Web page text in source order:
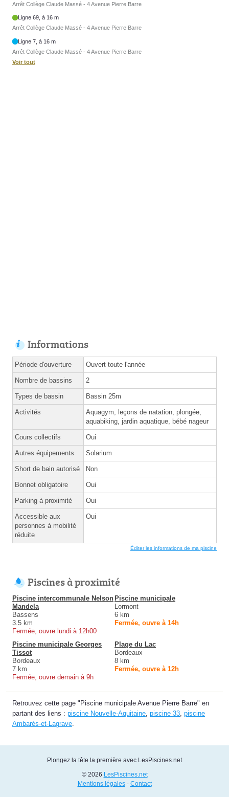
Arrêt Collège Claude Massé - 4 Avenue Pierre Barre
Ligne 69, à 16 m
Arrêt Collège Claude Massé - 4 Avenue Pierre Barre
Ligne 7, à 16 m
Arrêt Collège Claude Massé - 4 Avenue Pierre Barre
Voir tout
Informations
Période d'ouverture Ouvert toute l'année
Nombre de bassins 2
Types de bassin Bassin 25m
Activités
Aquagym, leçons de natation, plongée,
aquabiking, jardin aquatique, bébé nageur
Cours collectifs Oui
Autres équipements Solarium
Short de bain autorisé Non
Bonnet obligatoire Oui
Parking à proximité Oui
Accessible aux
personnes à mobilité
réduite
Oui
Éditer les informations de ma piscine
Piscines à proximité
Piscine intercommunale Nelson
Mandela
Bassens
3.5 km
Fermée, ouvre lundi à 12h00
Piscine municipale
Lormont
6 km
Fermée, ouvre à 14h
Piscine municipale Georges
Tissot
Bordeaux
7 km
Fermée, ouvre demain à 9h
Plage du Lac
Bordeaux
8 km
Fermée, ouvre à 12h
Retrouvez cette page "Piscine municipale Avenue Pierre Barre" en
partant des liens : piscine Nouvelle-Aquitaine piscine 33 piscine
Ambarès-et-Lagrave
Plongez la tête la première avec LesPiscines.net
© 2026 LesPiscines.net
Mentions légales- Contact